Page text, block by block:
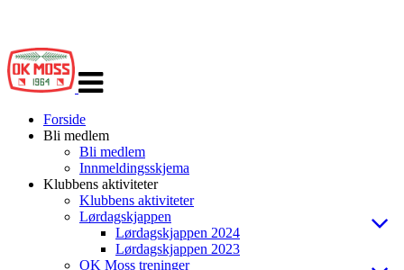
navigasjon
Forside
Bli medlem
Bli medlem
Innmeldingsskjema
Klubbens aktiviteter
Klubbens aktiviteter
Lørdagskjappen
Lørdagskjappen 2024
Lørdagskjappen 2023
OK Moss treninger